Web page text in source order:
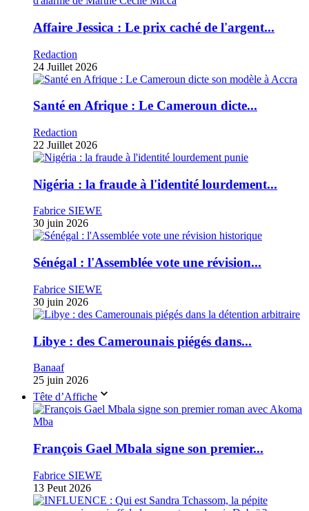
Affaire Jessica : Le prix caché de l'argent...
Redaction
24 Juillet 2026
Santé en Afrique : Le Cameroun dicte...
Redaction
22 Juillet 2026
Nigéria : la fraude à l'identité lourdement...
Fabrice SIEWE
30 juin 2026
Sénégal : l'Assemblée vote une révision...
Fabrice SIEWE
30 juin 2026
Libye : des Camerounais piégés dans...
Banaaf
25 juin 2026
Tête d’Affiche
François Gael Mbala signe son premier...
Fabrice SIEWE
13 Peut 2026